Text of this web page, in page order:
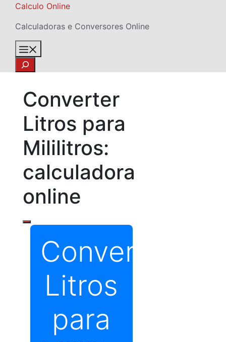
Skip
content
Calculo Online
Calculadoras e Conversores Online
Search
Converter
Litros para
Mililitros:
calculadora
online
Converter
Litros
para